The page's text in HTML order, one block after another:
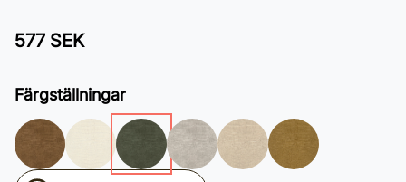
577 SEK
Färgställningar